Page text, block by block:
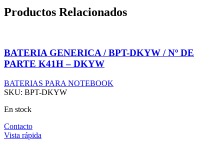
Productos Relacionados
BATERIA GENERICA / BPT-DKYW / Nº DE
PARTE K41H – DKYW
BATERIAS PARA NOTEBOOK
SKU: BPT-DKYW
En stock
Contacto
Vista rápida